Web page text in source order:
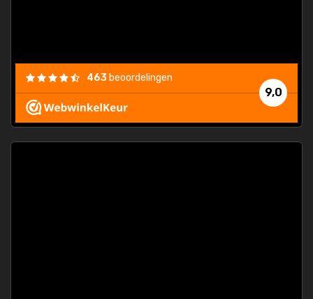
9,0
463 beoordelingen